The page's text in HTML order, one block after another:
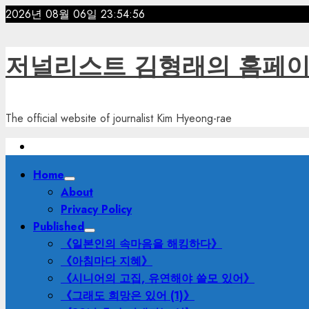
Skip
2026년 08월 06일 23:54:57
저널리스트 김형래의 홈페
The official website of journalist Kim Hyeong-rae
PrimaryHome
About
Privacy Policy
Published
《일본인의 속마음을 해킹하다》
《아침마다 지혜》
《시니어의 고집, 유연해야 쓸모 있어》
《그래도 희망은 있어 (1)》